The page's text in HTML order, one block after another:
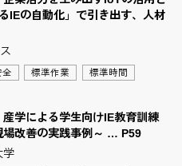
IEの自動化」で引き出す、人材
全 標準作業 標準時間
産学による学生向けIE教育訓練
場改善の実践事例～ … P59
学